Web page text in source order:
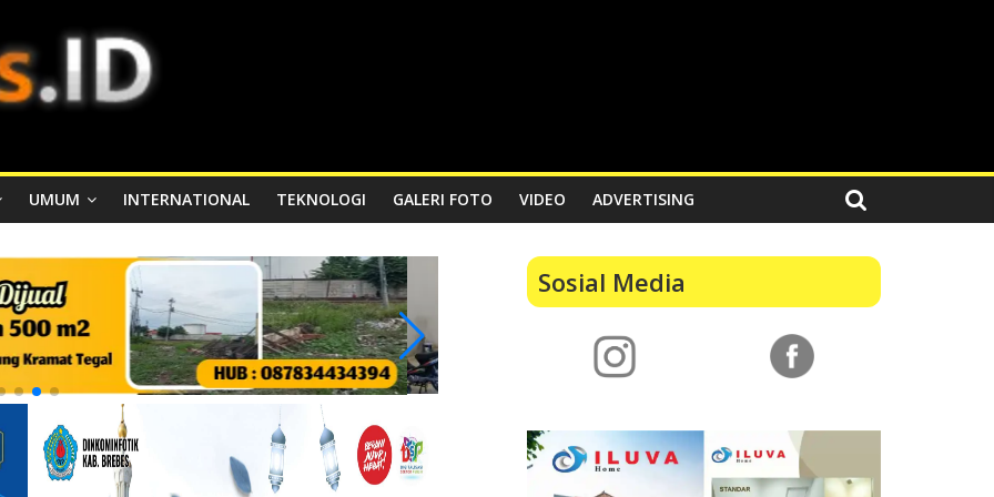
UMUM INTERNATIONAL TEKNOLOGI GALERI FOTO VIDEO ADVERTISING
Sosial Media